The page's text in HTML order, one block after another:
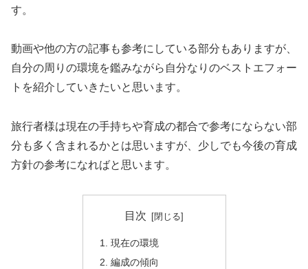
す。
動画や他の方の記事も参考にしている部分もありますが、
自分の周りの環境を鑑みながら自分なりのベストエフォー
トを紹介していきたいと思います。
旅行者様は現在の手持ちや育成の都合で参考にならない部
分も多く含まれるかとは思いますが、少しでも今後の育成
方針の参考になればと思います。
目次
現在の環境
編成の傾向